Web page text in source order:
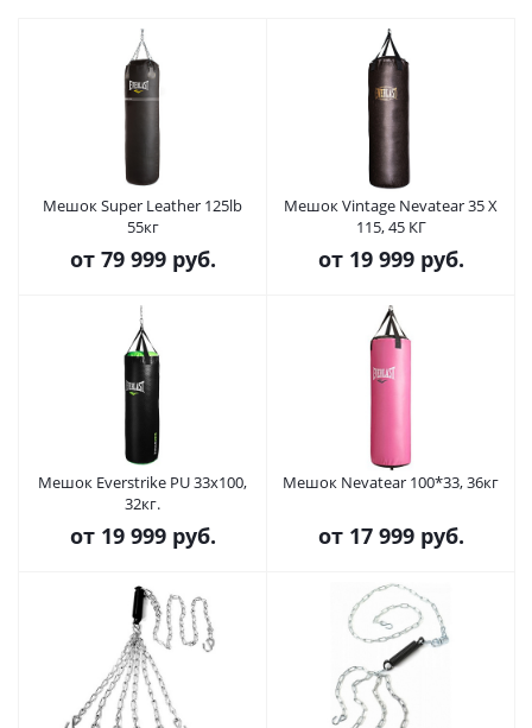
Мешок Super Leather 125lb
55кг
от 79 999 руб.
Мешок Vintage Nevatear 35 X
115, 45 КГ
от 19 999 руб.
Мешок Everstrike PU 33x100,
32кг.
от 19 999 руб.
Мешок Nevatear 100*33, 36кг
от 17 999 руб.